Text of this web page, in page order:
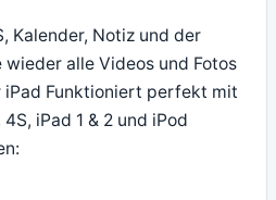
Kalender, Notiz und der
alle Videos und Fotos
iPad Funktioniert perfekt mit
iPad 1 & 2 und iPod